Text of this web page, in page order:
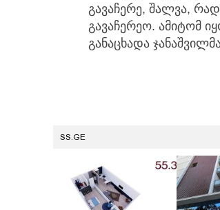
გავაჩერე, შალვა,
გავაჩერეო. ამიტომ
განაცხადა
SS.GE